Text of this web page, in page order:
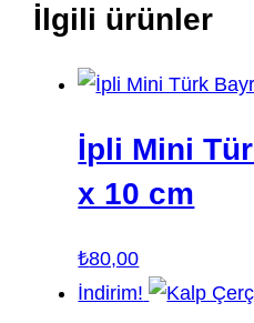
İlgili ürünler
İpli Mini
x 10 cm
₺80,00
İndirim!